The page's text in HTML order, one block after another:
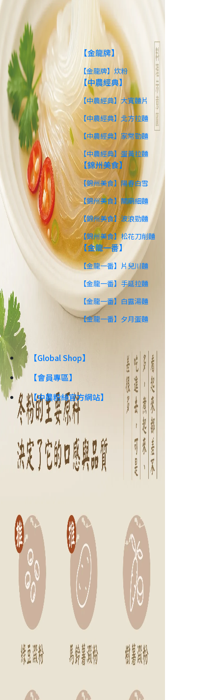
【炊粉麵條】
【金龍牌】
【金龍牌】炊粉
【中農經典】
【中農經典】大寬麵片
【中農經典】北方拉麵
【中農經典】家常勁麵
【中農經典】蛋黃拉麵
【錦州美食】
【錦州美食】陽春白雪
【錦州美食】關廟細麵
【錦州美食】波浪勁麵
【錦州美食】松花刀削麵
【金龍一番】
【金龍一番】片兒川麵
【金龍一番】手延拉麵
【金龍一番】白露湯麵
【金龍一番】夕月蛋麵
【Global Shop】
【會員專區】
【中農粉絲官方網站】